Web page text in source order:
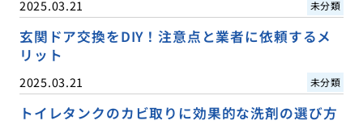
2025.03.21 未分類
玄関ドア交換をDIY！注意点と業者に依頼するメ
リット
2025.03.21 未分類
トイレタンクのカビ取りに効果的な洗剤の選び方